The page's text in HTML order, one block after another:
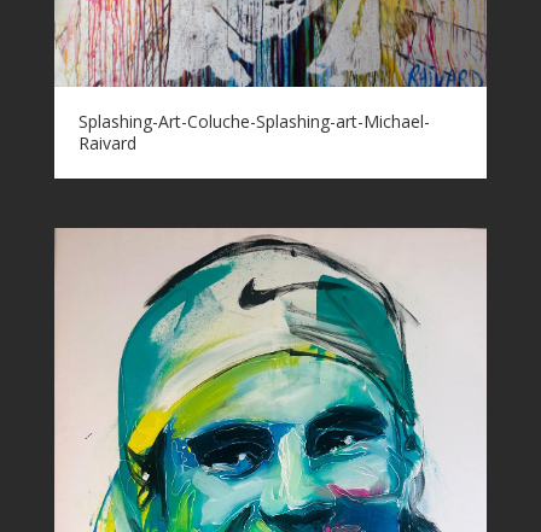
Splashing-Art-Coluche-Splashing-art-Michael-
Raivard